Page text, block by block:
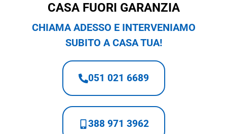
CASA FUORI GARANZIA
CHIAMA ADESSO E INTERVENIAMO
SUBITO A CASA TUA!
051 021 6689
388 971 3962